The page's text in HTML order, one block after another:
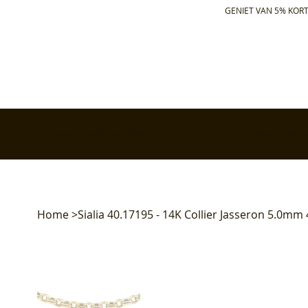
GENIET VAN 5%
Home>Sialia 40.17195 - 14K Collier Jasseron 5.0mm